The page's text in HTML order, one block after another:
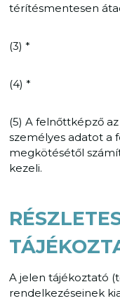
térítésmentesen
(3) *
(4) *
(5) A felnőttképző
személyes adatot a
megkötésétől
kezeli.
A jelen tájékoztató
rendelkezéseinek